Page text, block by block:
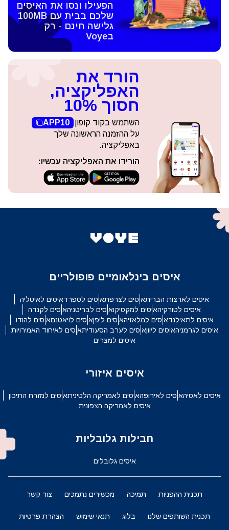
הפעילו ונסו את האיסים
שלכם בבית עם 100MB
גלישה חינם - רק
בVoye
הורד את
האפליקציה,
חסוך 10%
השתמש בקוד קופון
APP10
על ההזמנה הראשונה שלך
באפליקציה.
הורידו את האפליקציה עכשיו:
איסים בינלאומיים פופולריים
איסים לארצות הבריתאיסים לצרפתאיסים לספרדאיסים לאיטליה
איסים לטורקיהאיסים למקסיקואיסים לבריטניהאיסים לקנדה
איסים לתאילנדאיסים למלאזיהאיסים ליפןאיסים לויאטנםאיסים להודו
איסים לגרמניהאיסים ליווןאיסים לערב הסעודיתאיסים לאיחוד האמירויות
איסים למצרים
איסים איזורי
איסים לאסיהאיסים לאירופהאיסים לאמריקה הלטיניתאיסים למזרח התיכון
איסים לאמריקה הצפונית
חבילות גלובליות
איסים גלובלים
תכנית ההפניות תמיכה מכשירים נתמכים צור קשר
תכנית השותפים שלנו בלוג תנאי שימוש הצהרת פרטיות